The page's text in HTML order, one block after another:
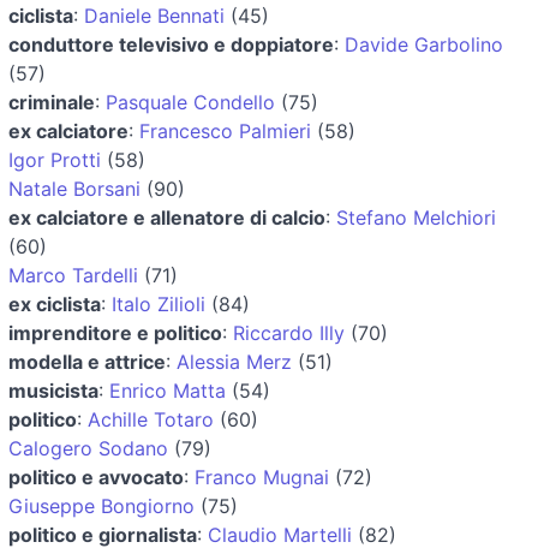
ciclista: Daniele Bennati (45)
conduttore televisivo e doppiatore: Davide Garbolino
(57)
criminale: Pasquale Condello (75)
ex calciatore: Francesco Palmieri (58)
Igor Protti (58)
Natale Borsani (90)
ex calciatore e allenatore di calcio: Stefano Melchiori
(60)
Marco Tardelli (71)
ex ciclista: Italo Zilioli (84)
imprenditore e politico: Riccardo Illy (70)
modella e attrice: Alessia Merz (51)
musicista: Enrico Matta (54)
politico: Achille Totaro (60)
Calogero Sodano (79)
politico e avvocato: Franco Mugnai (72)
Giuseppe Bongiorno (75)
politico e giornalista: Claudio Martelli (82)